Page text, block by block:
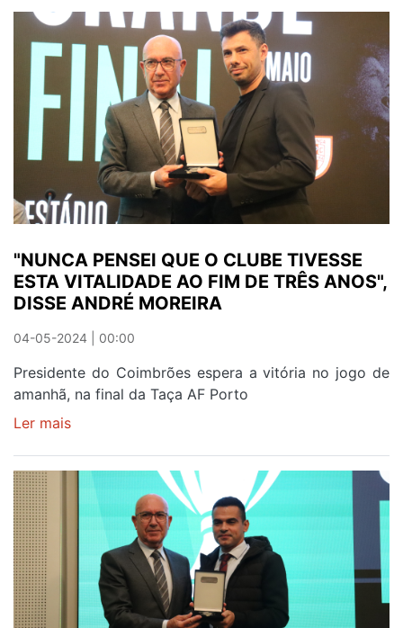
-
"VAR
NÃO
TEM
QUE
SER
TEMA
CENTRAL
DO
JOGO"
"NUNCA PENSEI QUE O CLUBE TIVESSE
ESTA VITALIDADE AO FIM DE TRÊS ANOS",
DISSE ANDRÉ MOREIRA
04-05-2024 | 00:00
Presidente do Coimbrões espera a vitória no jogo de
amanhã, na final da Taça AF Porto
Ler mais
PENSEI
QUE
CLUBE
TIVESSE
ESTA
VITALIDADE
AO